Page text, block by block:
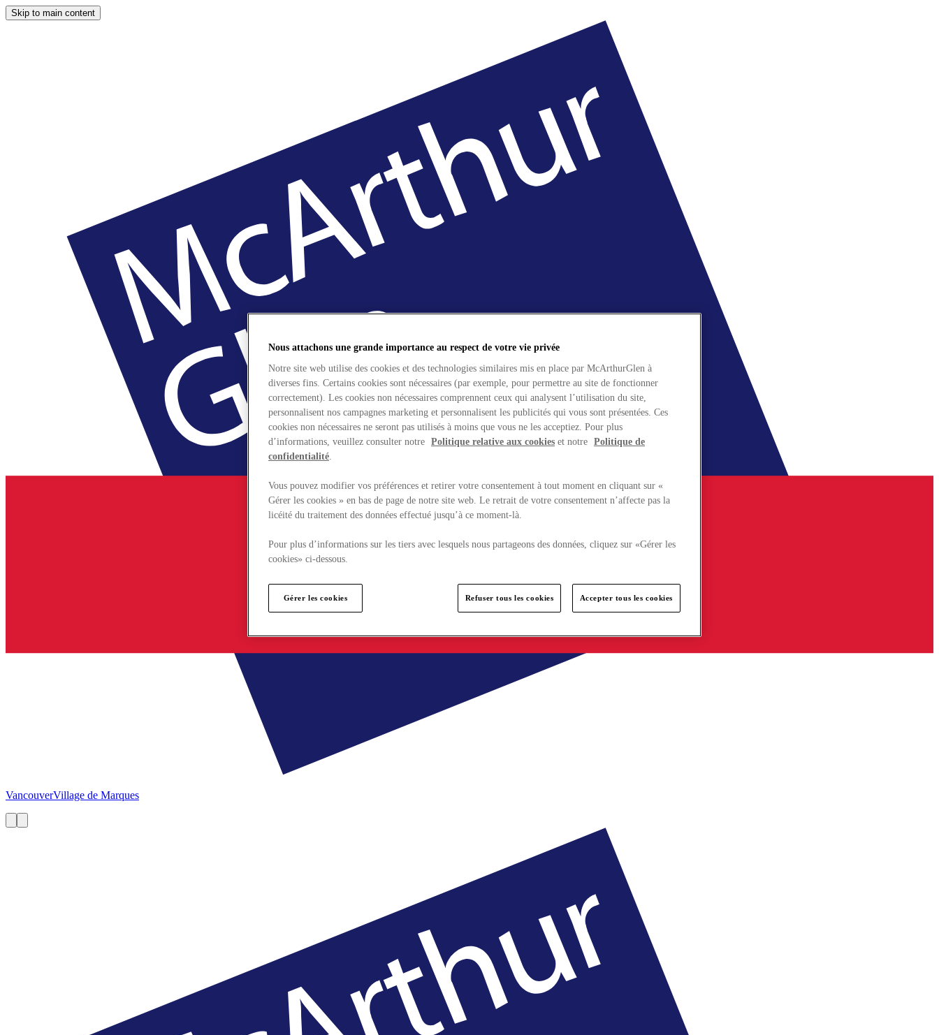
Skip to main content
VancouverVillage de Marques
Nous attachons une grande importance au respect de votre vie privée
Notre site web utilise des cookies et des technologies similaires mis en place par McArthurGlen à
diverses fins. Certains cookies sont nécessaires (par exemple, pour permettre au site de fonctionner
correctement). Les cookies non nécessaires comprennent ceux qui analysent l’utilisation du site,
personnalisent nos campagnes marketing et personnalisent les publicités qui vous sont présentées. Ces
cookies non nécessaires ne seront pas utilisés à moins que vous ne les acceptiez. Pour plus
d’informations, veuillez consulter notre Politique relative aux cookies et notre Politique de
confidentialité.
Vous pouvez modifier vos préférences et retirer votre consentement à tout moment en cliquant sur «
Gérer les cookies » en bas de page de notre site web. Le retrait de votre consentement n’affecte pas la
licéité du traitement des données effectué jusqu’à ce moment-là.
Pour plus d’informations sur les tiers avec lesquels nous partageons des données, cliquez sur «Gérer les
cookies» ci-dessous.
Gérer les cookies Refuser tous les cookies Accepter tous les cookies